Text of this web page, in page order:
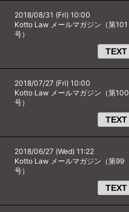
2018/08/31 (Fri) 10:00
Kotto Law メールマガジン（第101
号）
TEXT
2018/07/27 (Fri) 10:00
Kotto Law メールマガジン（第100
号）
TEXT
2018/06/27 (Wed) 11:22
Kotto Law メールマガジン（第99
号）
TEXT